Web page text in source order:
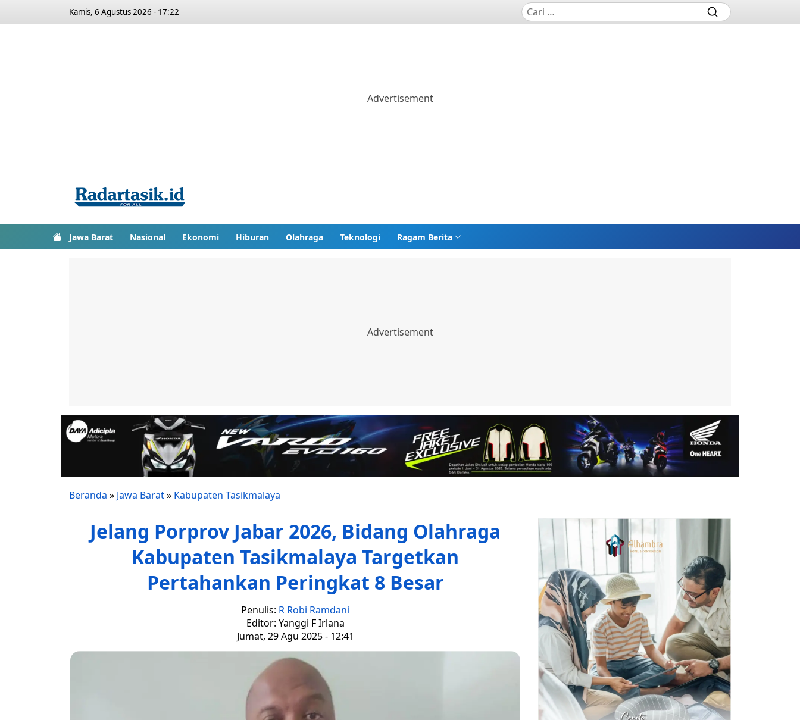
Kamis, 6 Agustus 2026 - 17:22
Jawa Barat Nasional Ekonomi Hiburan Olahraga Teknologi Ragam Berita
Beranda » Jawa Barat» Kabupaten Tasikmalaya
Jelang Porprov Jabar 2026, Bidang Olahraga
Kabupaten Tasikmalaya Targetkan
Pertahankan Peringkat 8 Besar
Penulis: R Robi Ramdani
Editor: Yanggi F Irlana
Jumat, 29 Agu 2025 - 12:41